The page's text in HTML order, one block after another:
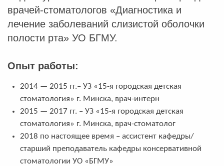
врачей-стоматологов «Диагностика и
лечение заболеваний слизистой оболочки
полости рта» УО БГМУ.
Опыт работы:
2014 — 2015 гг.– УЗ «15-я городская детская
стоматология» г. Минска, врач-интерн
2015 — 2017 гг. – УЗ «15-я городская детская
стоматология» г. Минска, врач-стоматолог
2018 по настоящее время – ассистент кафедры/
старший преподаватель кафедры консервативной
стоматологии УО «БГМУ»